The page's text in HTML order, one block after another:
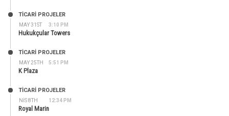
MAY 31ST 3:10 PM
TİCARİ PROJELER
Hukukçular Towers
MAY 25TH 5:51 PM
TİCARİ PROJELER
K Plaza
NIS 8TH 12:34 PM
TİCARİ PROJELER
Royal Marin